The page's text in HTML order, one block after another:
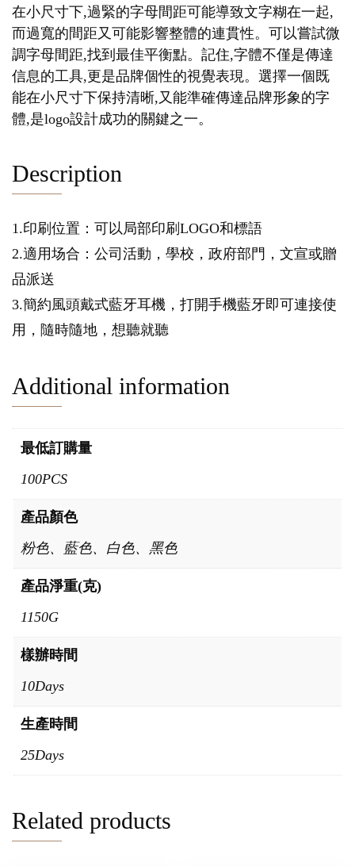
在小尺寸下,過緊的字母間距可能導致文字糊在一起,
而過寬的間距又可能影響整體的連貫性。可以嘗試微
調字母間距,找到最佳平衡點。記住,字體不僅是傳達
信息的工具,更是品牌個性的視覺表現。選擇一個既
能在小尺寸下保持清晰,又能準確傳達品牌形象的字
體,是logo設計成功的關鍵之一。
Description
1.印刷位置：可以局部印刷LOGO和標語
2.適用场合：公司活動，學校，政府部門，文宣或贈
品派送
3.簡約風頭戴式藍牙耳機，打開手機藍牙即可連接使
用，隨時隨地，想聽就聽
Additional information
最低訂購量
100PCS
產品顏色
粉色、藍色、白色、黑色
產品淨重(克)
1150G
樣辦時間
10Days
生產時間
25Days
Related products